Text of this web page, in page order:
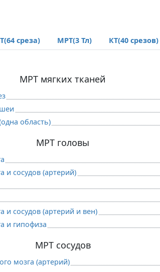
среза) МРТ(3 Тл) КТ(40 срезов)
МРТ мягких тканей
область)
МРТ головы
и сосудов (артерий)
и сосудов (артерий и вен)
и гипофиза
МРТ сосудов
мозга (артерий)